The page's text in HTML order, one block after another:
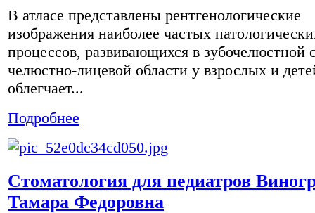
В атласе представлены рентгенологические
изображения наиболее частых
процессов, развивающихся в зубочелюстной
челюстно-лицевой области у взрослых и
облегчает...
Подробнее
Стоматология для педиатров
Тамара Федоровна